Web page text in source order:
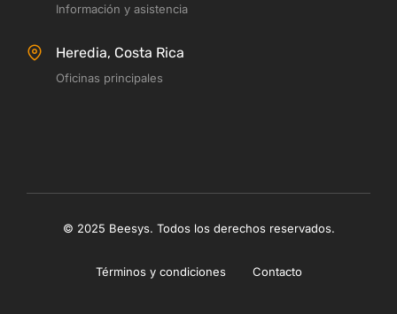
Información y asistencia
Heredia, Costa Rica
Oficinas principales
© 2025 Beesys. Todos los derechos reservados.
Términos y condiciones Contacto